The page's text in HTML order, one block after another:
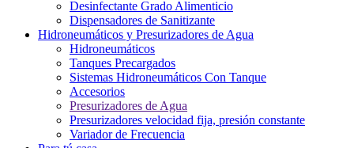
Desinfectante Grado Alimenticio
Dispensadores de Sanitizante
Hidroneumáticos y Presurizadores de Agua
Hidroneumáticos
Tanques Precargados
Sistemas Hidroneumáticos Con Tanque
Accesorios
Presurizadores de Agua
Presurizadores velocidad fija, presión constante
Variador de Frecuencia